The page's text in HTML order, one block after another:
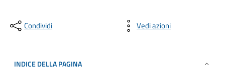
Condividi Vedi azioni
INDICE DELLA PAGINA